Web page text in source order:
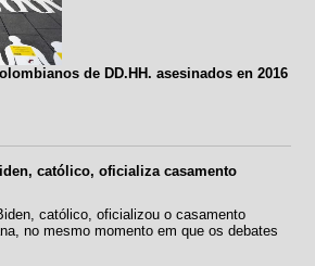
de DD.HH. asesinados en 2016
católico, oficializa casamento
católico, oficializou o casamento
no mesmo momento em que os debates